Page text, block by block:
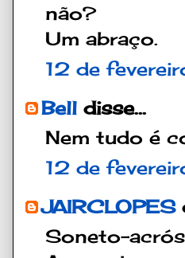
não?
Um abraço.
12 de
Bell disse...
Nem tudo é
12 de
JAIRCLOPES
Soneto-